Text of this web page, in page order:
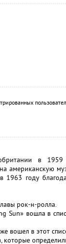
в
американскую
1963 году
рок-н-ролла.
Sun» вошла в
вошел в этот